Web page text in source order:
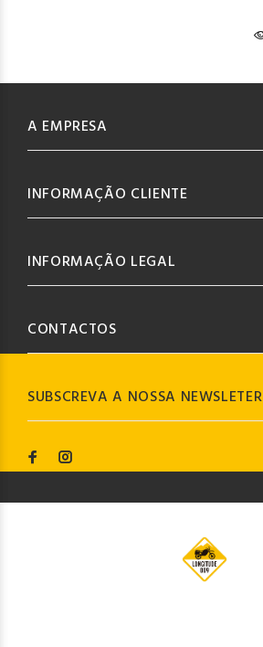
SUBSCREVA A NOSSA NEWSLETER
A EMPRESA
INFORMAÇÃO CLIENTE
INFORMAÇÃO LEGAL
CONTACTOS